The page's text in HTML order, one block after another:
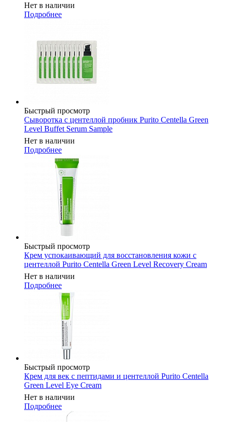
Нет в наличии
Подробнее
Быстрый просмотр
Сыворотка с центеллой пробник Purito Centella Green
Level Buffet Serum Sample
Нет в наличии
Подробнее
Быстрый просмотр
Крем успокаивающий для восстановления кожи с
центеллой Purito Centella Green Level Recovery Cream
Нет в наличии
Подробнее
Быстрый просмотр
Крем для век с пептидами и центеллой Purito Centella
Green Level Eye Cream
Нет в наличии
Подробнее